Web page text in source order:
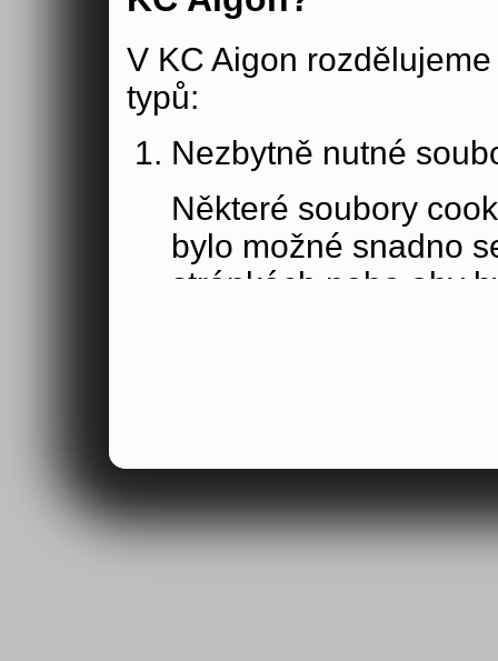
V KC Aigon
typů:
Nezbytně nutné
Některé soubory
bylo možné snadno
stránkách nebo aby
Výkonové soubory
tom, jak používáte